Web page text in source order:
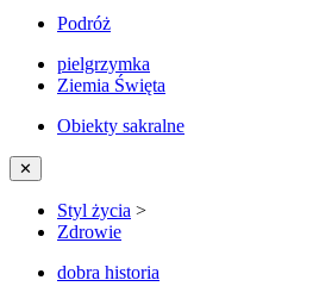
Podróż
pielgrzymka
Ziemia Święta
Obiekty sakralne
✕
Styl życia >
Zdrowie
dobra historia